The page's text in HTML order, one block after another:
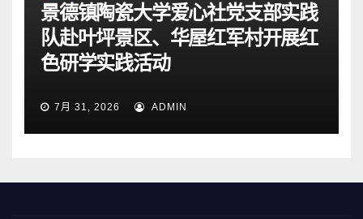
景德镇陶瓷大学爱心社党支部实践
队赴叶坪景区、华屋红军村开展红
色研学实践活动
7月 31, 2026 ADMIN